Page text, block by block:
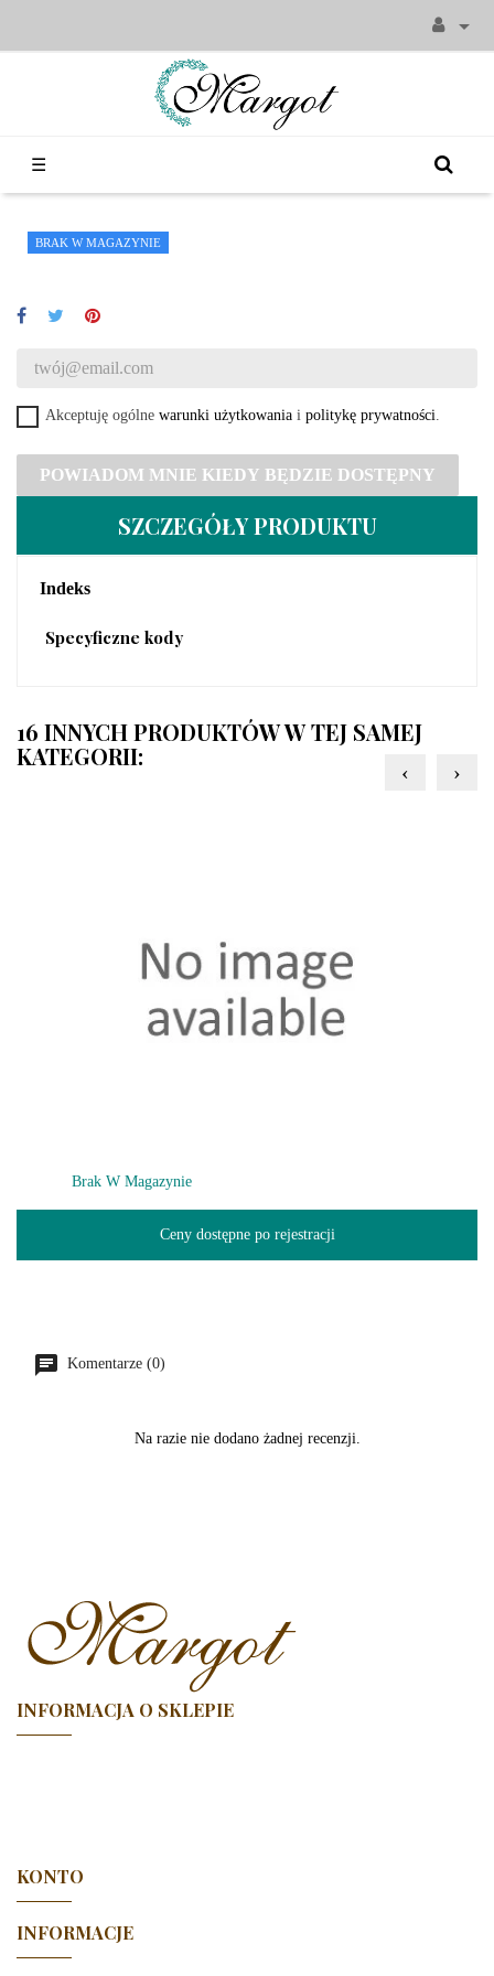

Toggle
☰
BRAK W MAGAZYNIE
Akceptuję ogólne warunki użytkowania i politykę prywatności.
POWIADOM MNIE KIEDY BĘDZIE DOSTĘPNY
SZCZEGÓŁY PRODUKTU
Indeks
Specyficzne kody
16 INNYCH PRODUKTÓW W TEJ SAMEJ
KATEGORII:
Brak W Magazynie
Ceny dostępne po rejestracji
‹ ›
Komentarze (0)
Na razie nie dodano żadnej recenzji.
INFORMACJA O SKLEPIE
KONTO
INFORMACJE